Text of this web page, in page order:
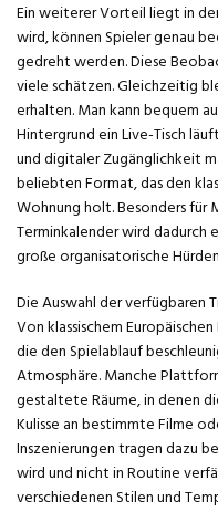
Ein weiterer Vorteil liegt in
wird, können Spieler genau
gedreht werden. Diese
viele schätzen. Gleichzeitig
erhalten. Man kann bequem
Hintergrund ein Live-Tisch
und digitaler Zugänglichkeit
beliebten Format, das den
Wohnung holt. Besonders für
Terminkalender wird dadurch
große organisatorische
Die Auswahl der verfügbaren
Von klassischem
die den Spielablauf
Atmosphäre. Manche
gestaltete Räume, in denen
Kulisse an bestimmte Filme
Inszenierungen tragen dazu
wird und nicht in Routine
verschiedenen Stilen und